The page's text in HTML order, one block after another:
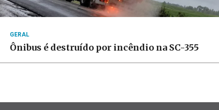
GERAL
Ônibus é destruído por incêndio na SC-355